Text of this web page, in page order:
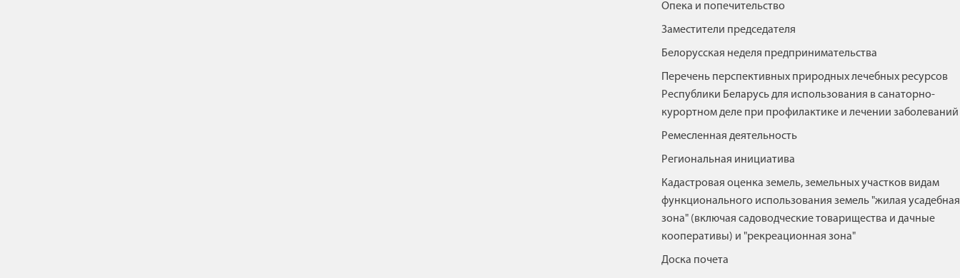
Опека и попечительство
Заместители председателя
Белорусская неделя предпринимательства
Перечень перспективных природных лечебных ресурсов
Республики Беларусь для использования в санаторно-
курортном деле при профилактике и лечении заболеваний
Ремесленная деятельность
Региональная инициатива
Кадастровая оценка земель, земельных участков видам
функционального использования земель "жилая усадебная
зона" (включая садоводческие товарищества и дачные
кооперативы) и "рекреационная зона"
Доска почета